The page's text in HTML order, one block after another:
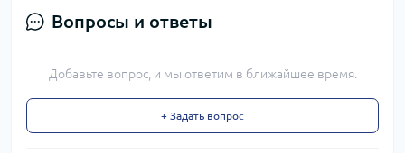
Вопросы и ответы
Добавьте вопрос, и мы ответим в ближайшее время.
+ Задать вопрос